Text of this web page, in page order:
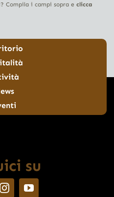
Compila i campi sopra e clicca
su